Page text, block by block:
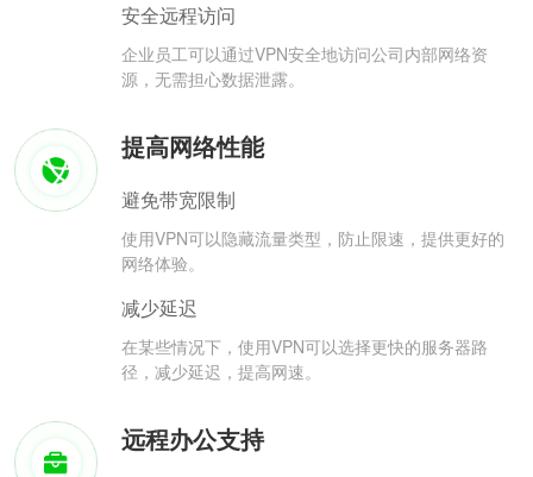
安全远程访问
企业员工可以通过VPN安全地访问公司内部网络资
源，无需担心数据泄露。
提高网络性能
避免带宽限制
使用VPN可以隐藏流量类型，防止限速，提供更好的
网络体验。
减少延迟
在某些情况下，使用VPN可以选择更快的服务器路
径，减少延迟，提高网速。
远程办公支持